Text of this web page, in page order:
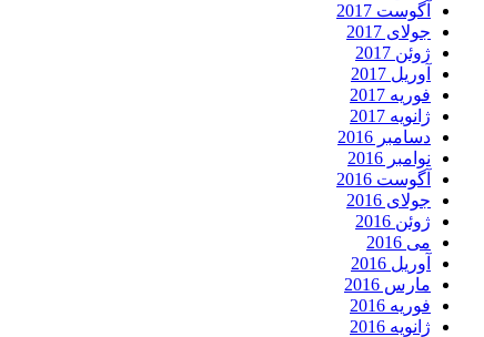
آگوست 2017
جولای 2017
ژوئن 2017
آوریل 2017
فوریه 2017
ژانویه 2017
دسامبر 2016
نوامبر 2016
آگوست 2016
جولای 2016
ژوئن 2016
می 2016
آوریل 2016
مارس 2016
فوریه 2016
ژانویه 2016